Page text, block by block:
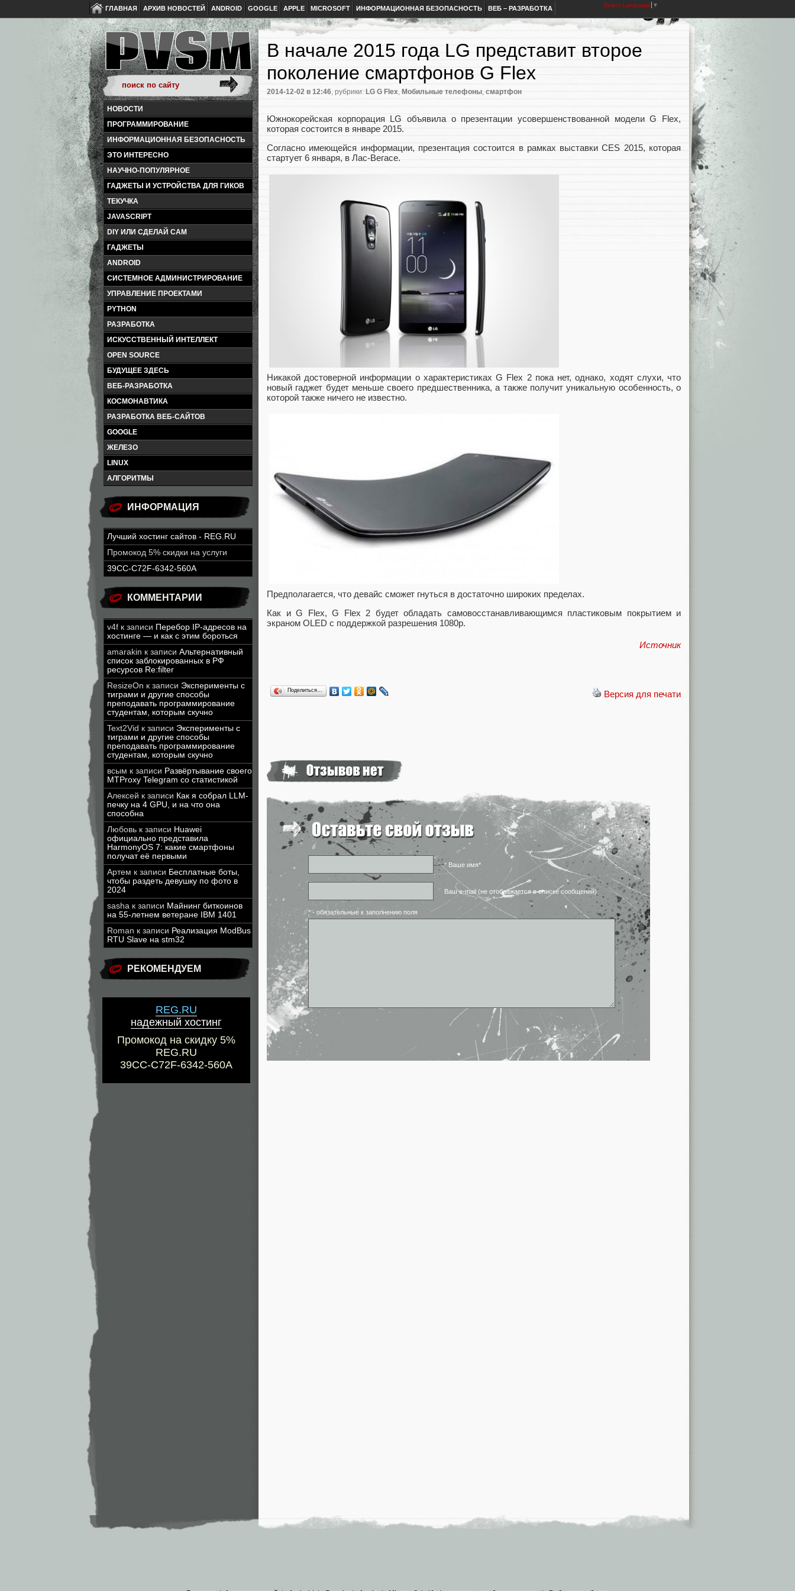
ГЛАВНАЯ АРХИВ НОВОСТЕЙ ANDROID GOOGLE APPLE MICROSOFT ИНФОРМАЦИОННАЯ БЕЗОПАСНОСТЬ ВЕБ – РАЗРАБОТКА Select Language ▼
НОВОСТИ
ПРОГРАММИРОВАНИЕ
ИНФОРМАЦИОННАЯ БЕЗОПАСНОСТЬ
ЭТО ИНТЕРЕСНО
НАУЧНО-ПОПУЛЯРНОЕ
ГАДЖЕТЫ И УСТРОЙСТВА ДЛЯ ГИКОВ
ТЕКУЧКА
JAVASCRIPT
DIY ИЛИ СДЕЛАЙ САМ
ГАДЖЕТЫ
ANDROID
СИСТЕМНОЕ АДМИНИСТРИРОВАНИЕ
УПРАВЛЕНИЕ ПРОЕКТАМИ
PYTHON
РАЗРАБОТКА
ИСКУССТВЕННЫЙ ИНТЕЛЛЕКТ
OPEN SOURCE
БУДУЩЕЕ ЗДЕСЬ
ВЕБ-РАЗРАБОТКА
КОСМОНАВТИКА
РАЗРАБОТКА ВЕБ-САЙТОВ
GOOGLE
ЖЕЛЕЗО
LINUX
АЛГОРИТМЫ
ИНФОРМАЦИЯ
Лучший хостинг сайтов - REG.RU
Промокод 5% скидки на услуги
39CC-C72F-6342-560A
КОММЕНТАРИИ
v4f к записи Перебор IP-адресов на
хостинге — и как с этим бороться
amarakin к записи Альтернативный
список заблокированных в РФ
ресурсов Re:filter
ResizeOn к записи Эксперименты с
тиграми и другие способы
преподавать программирование
студентам, которым скучно
Text2Vid к записи Эксперименты с
тиграми и другие способы
преподавать программирование
студентам, которым скучно
всым к записи Развёртывание своего
MTProxy Telegram со статистикой
Алексей к записи Как я собрал LLM-
печку на 4 GPU, и на что она
способна
Любовь к записи Huawei
официально представила
HarmonyOS 7: какие смартфоны
получат её первыми
Артем к записи Бесплатные боты,
чтобы раздеть девушку по фото в
2024
sasha к записи Майнинг биткоинов
на 55-летнем ветеране IBM 1401
Roman к записи Реализация ModBus
RTU Slave на stm32
РЕКОМЕНДУЕМ
REG.RU
надежный хостинг
Промокод на скидку 5%
REG.RU
39CC-C72F-6342-560A
В начале 2015 года LG представит второе
поколение смартфонов G Flex
2014-12-02 в 12:46, рубрики: LG G Flex, Мобильные телефоны, смартфон
Южнокорейская корпорация LG объявила о презентации усовершенствованной модели G Flex,
которая состоится в январе 2015.
Согласно имеющейся информации, презентация состоится в рамках выставки CES 2015, которая
стартует 6 января, в Лас-Вегасе.
Никакой достоверной информации о характеристиках G Flex 2 пока нет, однако, ходят слухи, что
новый гаджет будет меньше своего предшественника, а также получит уникальную особенность, о
которой также ничего не известно.
Предполагается, что девайс сможет гнуться в достаточно широких пределах.
Как и G Flex, G Flex 2 будет обладать самовосстанавливающимся пластиковым покрытием и
экраном OLED с поддержкой разрешения 1080р.
Источник
Версия для печати
Поделиться…
* Ваше имя*
Ваш e-mail (не отображается в списке сообщений)
* - обязательные к заполнению поля